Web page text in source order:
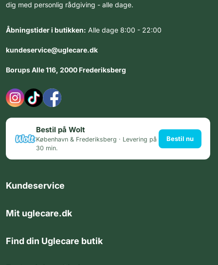
dig med personlig rådgiving - alle dage.
Åbningstider i butikken: Alle dage 8:00 - 22:00
kundeservice@uglecare.dk
Borups Alle 116, 2000 Frederiksberg
Bestil på Wolt
København & Frederiksberg · Levering på
30 min.
Bestil nu
Kundeservice
Mit uglecare.dk
Find din Uglecare butik